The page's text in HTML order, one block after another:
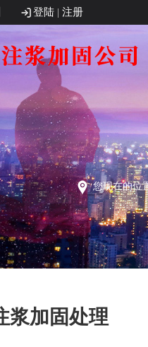
登陆 | 注册
您现在的位
浆加固处理